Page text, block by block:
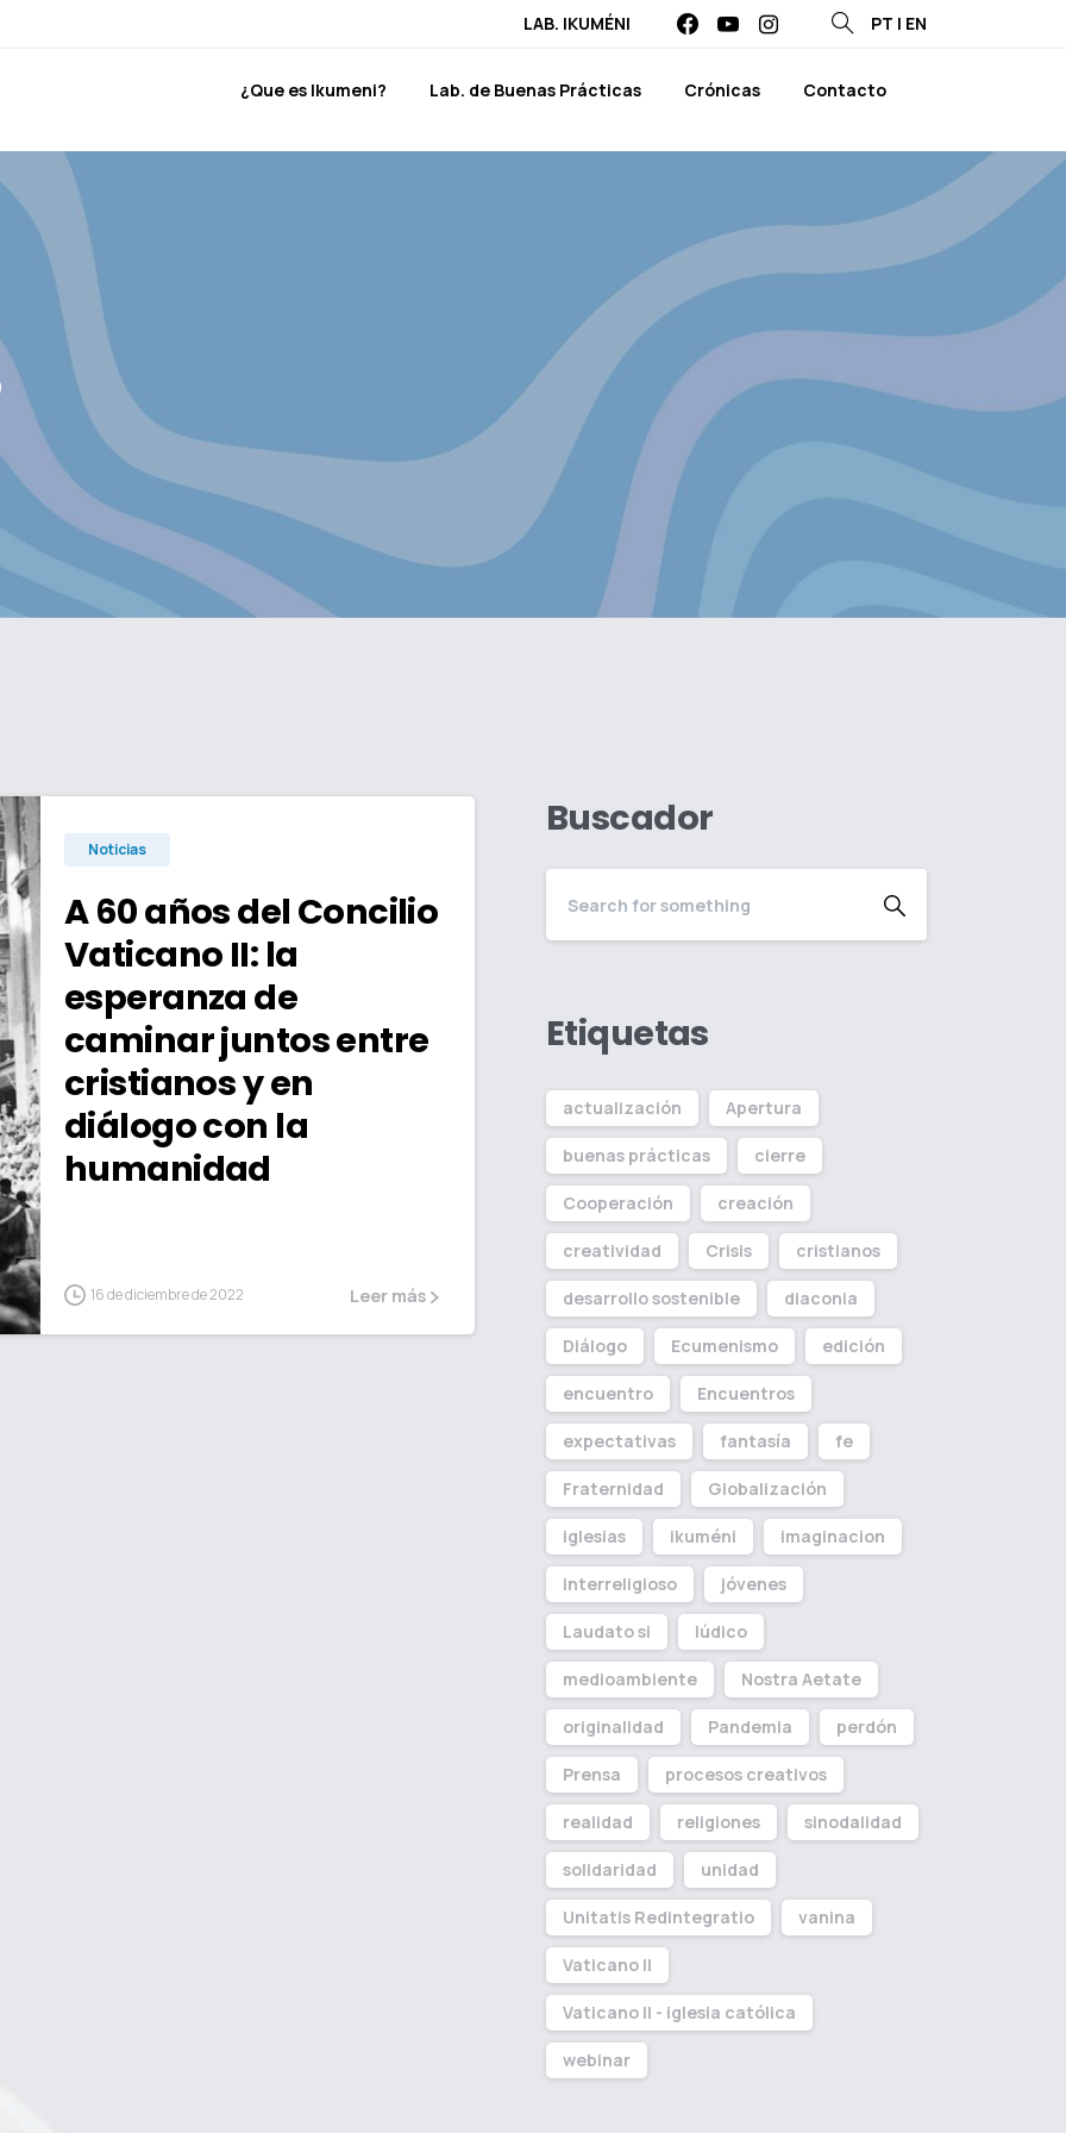
LAB. IKUMÉNI PT | EN
¿Que es Ikumeni? Lab. de Buenas Prácticas Crónicas Contacto
Noticias
A 60 años del Concilio
Vaticano II: la
esperanza de
caminar juntos entre
cristianos y en
diálogo con la
humanidad
16 de diciembre de 2022 Leer más
Buscador
Etiquetas
actualización Apertura
buenas prácticas cierre
Cooperación creación
creatividad Crisis cristianos
desarrollo sostenible diaconia
Diálogo Ecumenismo edición
encuentro Encuentros
expectativas fantasía fe
Fraternidad Globalización
iglesias ikuméni imaginacion
interreligioso jóvenes
Laudato si lúdico
medioambiente Nostra Aetate
originalidad Pandemia perdón
Prensa procesos creativos
realidad religiones sinodalidad
solidaridad unidad
Unitatis Redintegratio vanina
Vaticano II
Vaticano II - iglesia católica
webinar